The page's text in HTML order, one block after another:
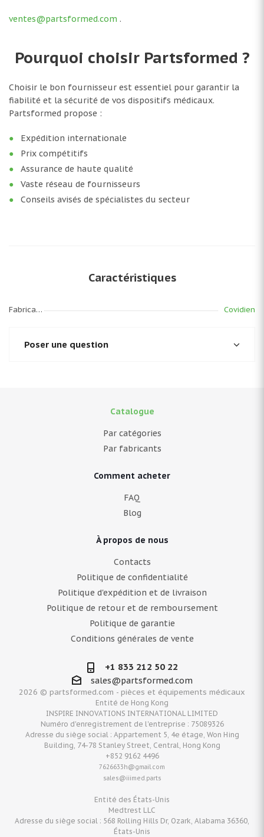
ventes@partsformed.com .
Pourquoi choisir Partsformed ?
Choisir le bon fournisseur est essentiel pour garantir la
fiabilité et la sécurité de vos dispositifs médicaux.
Partsformed propose :
Expédition internationale
Prix compétitifs
Assurance de haute qualité
Vaste réseau de fournisseurs
Conseils avisés de spécialistes du secteur
Caractéristiques
Fabricant Covidien
Poser une question
2026 © partsformed.com - pièces et équipements médicaux
Entité de Hong Kong
INSPIRE INNOVATIONS INTERNATIONAL LIMITED
Numéro d'enregistrement de l'entreprise : 75089326
Adresse du siège social : Appartement 5, 4e étage, Won Hing
Building, 74-78 Stanley Street, Central, Hong Kong
+852 9162 4496
7626633h@gmail.com
sales@iiimed.parts
Entité des États-Unis
Medtrest LLC
Adresse du siège social : 568 Rolling Hills Dr, Ozark, Alabama 36360,
États-Unis
Catalogue
Par catégories
Par fabricants
Comment acheter
FAQ
Blog
À propos de nous
Contacts
Politique de confidentialité
Politique d'expédition et de livraison
Politique de retour et de remboursement
Politique de garantie
Conditions générales de vente
+1 833 212 50 22
sales@partsformed.com